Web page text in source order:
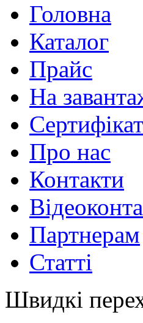
Головна
Каталог
Прайс
На
Про нас
Контакти
Партнерам
Статті
Швидкі